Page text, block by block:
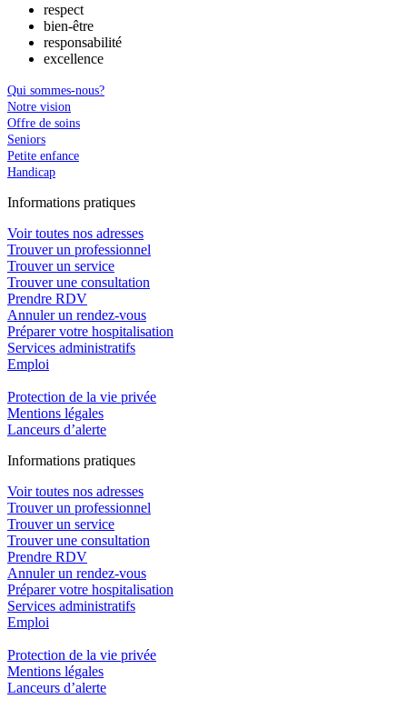
respect
bien-être
responsabilité
excellence
Qui sommes-nous?
Notre vision
Offre de soins
Seniors
Petite enfance
Handicap
Informations pratiques
Voir toutes nos adresses
Trouver un professionnel
Trouver un service
Trouver une consultation
Prendre RDV
Annuler un rendez-vous
Préparer votre hospitalisation
Services administratifs
Emploi​
Protection de la vie privée
Mentions légales
Lanceurs d’alerte
Informations pratiques
Voir toutes nos adresses
Trouver un professionnel
Trouver un service
Trouver une consultation
Prendre RDV
Annuler un rendez-vous
Préparer votre hospitalisation
Services administratifs
Emploi​
Protection de la vie privée
Mentions légales
Lanceurs d’alerte